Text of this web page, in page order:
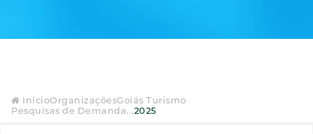
InícioOrganizaçõesGoiás Turismo
Pesquisas de Demanda...2025